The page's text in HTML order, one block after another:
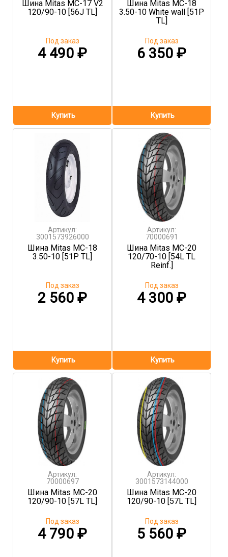
Шина Mitas MC-17 V2
120/90-10 [56J TL]
4 490 ₽
Под заказ
Шина Mitas MC-18
3.50-10 White wall [51P
TL]
6 350₽
Под заказ
Артикул:
3001573926000
Шина Mitas MC-18
3.50-10 [51P TL]
2 560 ₽
Под заказ
Артикул:
70000691
Шина Mitas MC-20
120/70-10 [54L TL
Reinf.]
4 300₽
Под заказ
Артикул:
70000697
Шина Mitas MC-20
120/90-10 [57L TL]
4 790 ₽
Под заказ
Артикул:
3001573144000
Шина Mitas MC-20
120/90-10 [57L TL]
5 560₽
Под заказ